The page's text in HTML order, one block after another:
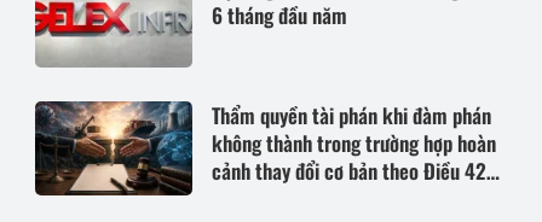
6 tháng đầu năm
Thẩm quyền tài phán khi đàm phán
không thành trong trường hợp hoàn
cảnh thay đổi cơ bản theo Điều 420